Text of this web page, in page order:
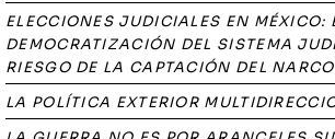
ELECCIONES JUDICIALES EN MÉXICO:
DEMOCRATIZACIÓN DEL SISTEMA
RIESGO DE LA CAPTACIÓN DEL
LA POLÍTICA EXTERIOR